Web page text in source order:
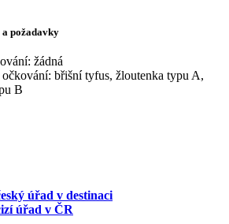
požadavky
žádná
břišní tyfus, žloutenka typu A,
B
úřad v destinaci
úřad v ČR